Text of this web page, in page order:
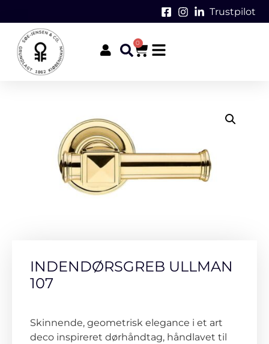
Trustpilot
0
INDENDØRSGREB ULLMAN
107
Skinnende, geometrisk elegance i et art
deco inspireret dørhåndtag, håndlavet til